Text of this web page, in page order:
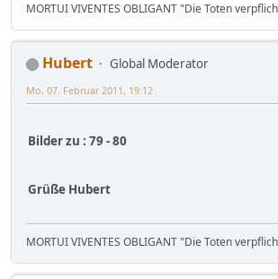
MORTUI VIVENTES OBLIGANT "Die Toten
Hubert
Global Moderator
Mo, 07. Februar 2011, 19:12
Bilder zu : 79 - 80
Grüße Hubert
MORTUI VIVENTES OBLIGANT "Die Toten